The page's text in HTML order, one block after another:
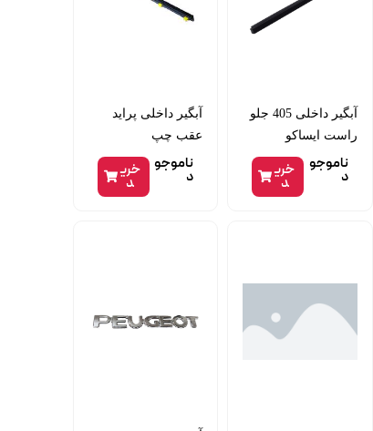
آبگیر داخلی 405 جلو
راست ایساکو
ناموجو
د خری
د
آبگیر داخلی پراید
عقب چپ
ناموجو
د خری
د